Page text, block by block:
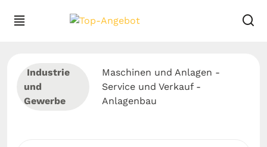
Industrie
und
Gewerbe
Maschinen und Anlagen -
Service und Verkauf -
Anlagenbau